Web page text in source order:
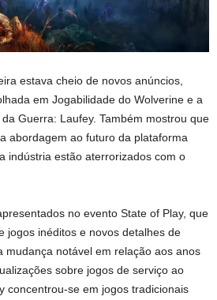
estava cheio de novos anúncios,
em Jogabilidade do Wolverine e a
da Guerra: Laufey. Também mostrou que
abordagem ao futuro da plataforma
indústria estão aterrorizados com o
no evento State of Play, que
jogos inéditos e novos detalhes de
mudança notável em relação aos anos
sobre jogos de serviço ao
concentrou-se em jogos tradicionais